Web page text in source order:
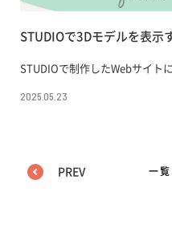
STUDIOで3Dモデルを表示
STUDIOで制作したWebサイト
2025.05.23
PREV 一